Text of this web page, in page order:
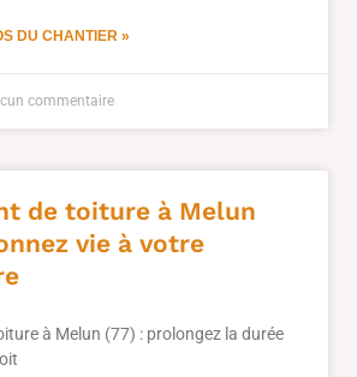
DU CHANTIER »
commentaire
de toiture à Melun
vie à votre
à Melun (77) : prolongez la durée